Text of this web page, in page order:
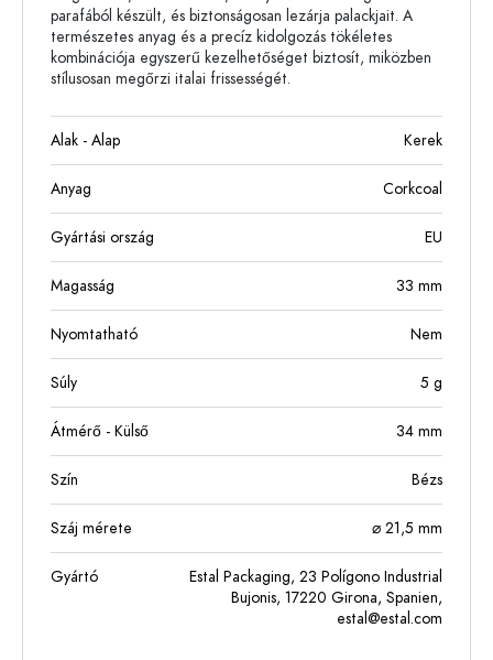
parafából készült, és biztonságosan lezárja palackjait. A
természetes anyag és a precíz kidolgozás tökéletes
kombinációja egyszerű kezelhetőséget biztosít, miközben
stílusosan megőrzi italai frissességét.
Alak - Alap Kerek
Anyag Corkcoal
Gyártási ország EU
Magasság 33 mm
Nyomtatható Nem
Súly 5 g
Átmérő - Külső 34 mm
Szín Bézs
Száj mérete ⌀ 21,5 mm
Gyártó
Estal Packaging, 23 Polígono Industrial
Bujonis, 17220 Girona, Spanien,
estal@estal.com